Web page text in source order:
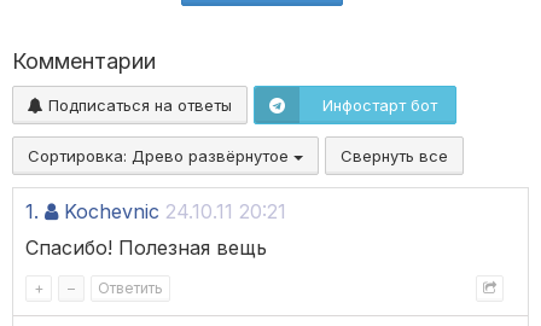
Комментарии
Подписаться на ответы Инфостарт бот
Сортировка: Древо развёрнутое Свернуть все
1. Kochevnic 24.10.11 20:21
Спасибо! Полезная вещь
+ – Ответить